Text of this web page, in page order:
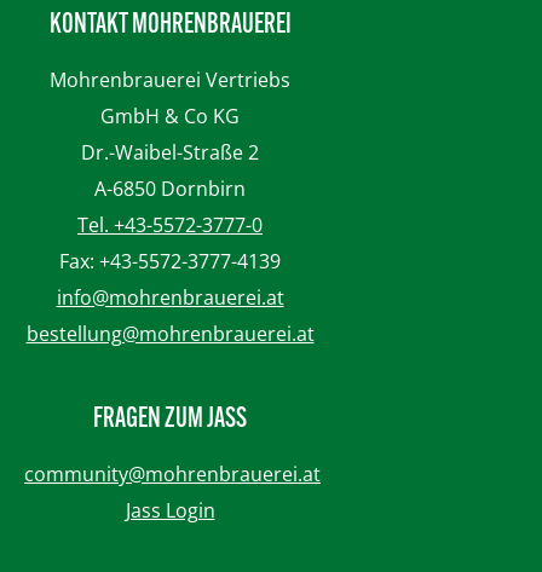
KONTAKT MOHRENBRAUEREI
Mohrenbrauerei Vertriebs
GmbH & Co KG
Dr.-Waibel-Straße 2
A-6850 Dornbirn
Tel. +43-5572-3777-0
Fax: +43-5572-3777-4139
info@mohrenbrauerei.at
bestellung@mohrenbrauerei.at
FRAGEN ZUM JASS
community@mohrenbrauerei.at
Jass Login